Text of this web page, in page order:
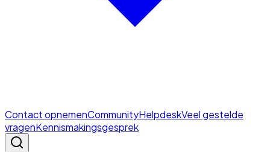
Contact opnemenCommunityHelpdeskVeel gestelde
vragenKennismakingsgesprek